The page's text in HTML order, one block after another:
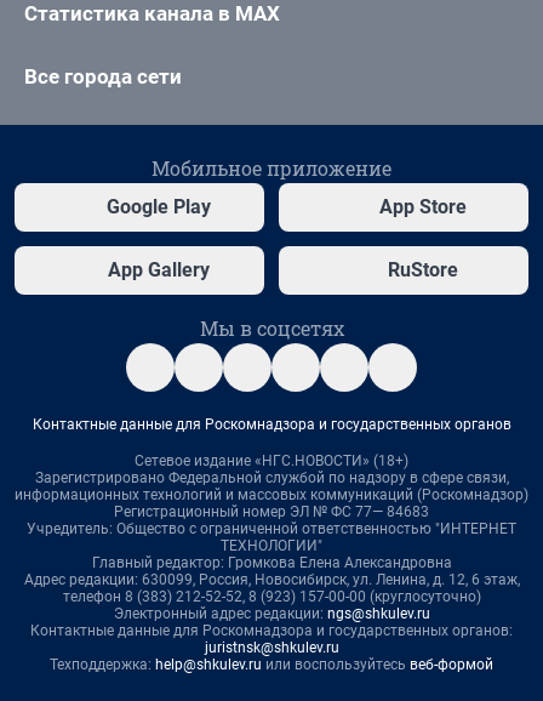
Статистика канала в MAX
Все города сети
Мобильное приложение
Google Play App Store
App Gallery RuStore
Мы в соцсетях
Контактные данные для Роскомнадзора и государственных органов
Сетевое издание «НГС.НОВОСТИ» (18+)
Зарегистрировано Федеральной службой по надзору в сфере связи,
информационных технологий и массовых коммуникаций (Роскомнадзор)
Регистрационный номер ЭЛ № ФС 77— 84683
Учредитель: Общество с ограниченной ответственностью "ИНТЕРНЕТ
ТЕХНОЛОГИИ"
Главный редактор: Громкова Елена Александровна
Адрес редакции: 630099, Россия, Новосибирск, ул. Ленина, д. 12, 6 этаж,
телефон 8 (383) 212-52-52, 8 (923) 157-00-00 (круглосуточно)
Электронный адрес редакции: ngs@shkulev.ru
Контактные данные для Роскомнадзора и государственных органов:
juristnsk@shkulev.ru
Техподдержка: help@shkulev.ru или воспользуйтесь веб-формой